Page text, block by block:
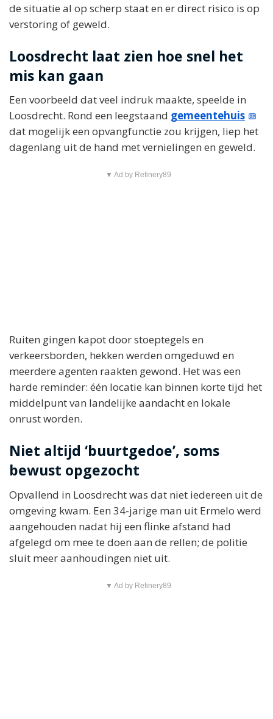
de situatie al op scherp staat en er direct risico is op
verstoring of geweld.
Loosdrecht laat zien hoe snel het
mis kan gaan
Een voorbeeld dat veel indruk maakte, speelde in
Loosdrecht. Rond een leegstaand gemeentehuis
dat mogelijk een opvangfunctie zou krijgen, liep het
dagenlang uit de hand met vernielingen en geweld.
▼ Ad by Refinery89
Ruiten gingen kapot door stoeptegels en
verkeersborden, hekken werden omgeduwd en
meerdere agenten raakten gewond. Het was een
harde reminder: één locatie kan binnen korte tijd het
middelpunt van landelijke aandacht en lokale
onrust worden.
Niet altijd ‘buurtgedoe’, soms
bewust opgezocht
Opvallend in Loosdrecht was dat niet iedereen uit de
omgeving kwam. Een 34-jarige man uit Ermelo werd
aangehouden nadat hij een flinke afstand had
afgelegd om mee te doen aan de rellen; de politie
sluit meer aanhoudingen niet uit.
▼ Ad by Refinery89